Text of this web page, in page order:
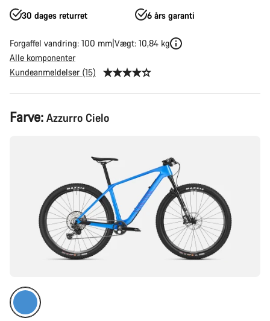
30 dages returret 6 års garanti
Forgaffel vandring: 100 mm Vægt: 10,84 kg
Alle komponenter
Kundeanmeldelser (15)
Produktkonfiguration
Farve: Azzurro Cielo